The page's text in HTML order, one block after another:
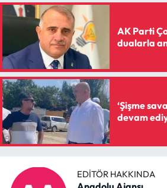
AK Parti
dualarla
‘Şişme savak
devam
EDITÖR HAKKINDA